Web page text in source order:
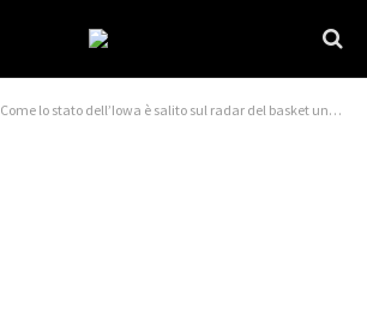
Come lo stato dell’Iowa è salito sul radar del basket universitario